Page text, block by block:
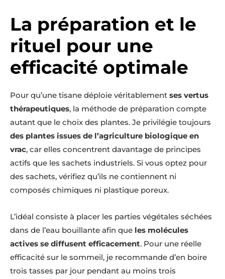
La préparation et le
rituel pour une
efficacité optimale
Pour qu’une tisane déploie véritablement ses vertus
thérapeutiques, la méthode de préparation compte
autant que le choix des plantes. Je privilégie toujours
des plantes issues de l’agriculture biologique en
vrac, car elles concentrent davantage de principes
actifs que les sachets industriels. Si vous optez pour
des sachets, vérifiez qu’ils ne contiennent ni
composés chimiques ni plastique poreux.
L’idéal consiste à placer les parties végétales séchées
dans de l’eau bouillante afin que les molécules
actives se diffusent efficacement. Pour une réelle
efficacité sur le sommeil, je recommande d’en boire
trois tasses par jour pendant au moins trois